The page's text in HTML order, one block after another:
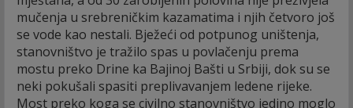
mučenja u srebreničkim kazamatima i njih četvoro još
se vode kao nestali. Bježeći od potpunog uništenja,
stanovništvo je tražilo spas u povlačenju prema
mostu preko Drine ka Bajinoj Bašti u Srbiji, dok su se
neki pokušali spasiti preplivavanjem ledene rijeke.
Most preko koga se civilno stanovništvo jedino moglo